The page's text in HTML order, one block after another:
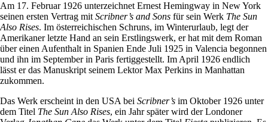
Am 17. Februar 1926 unterzeichnet Ernest Hemingway in New York
seinen ersten Vertrag mit Scribner’s and Sons für sein Werk The Sun
Also Rises. Im österreichischen Schruns, im Winterurlaub, legt der
Amerikaner letzte Hand an sein Erstlingswerk, er hat mit dem Roman
über einen Aufenthalt in Spanien Ende Juli 1925 in Valencia begonnen
und ihn im September in Paris fertiggestellt. Im April 1926 endlich
lässt er das Manuskript seinem Lektor Max Perkins in Manhattan
zukommen.
Das Werk erscheint in den USA bei Scribner’s im Oktober 1926 unter
dem Titel The Sun Also Rises, ein Jahr später wird der Londoner